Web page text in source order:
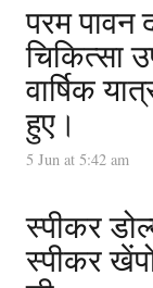
परम पावन
चिकित्सा
वार्षिक
हुए।
5 Jun at 5:42 am
स्पीकर
स्पीकर